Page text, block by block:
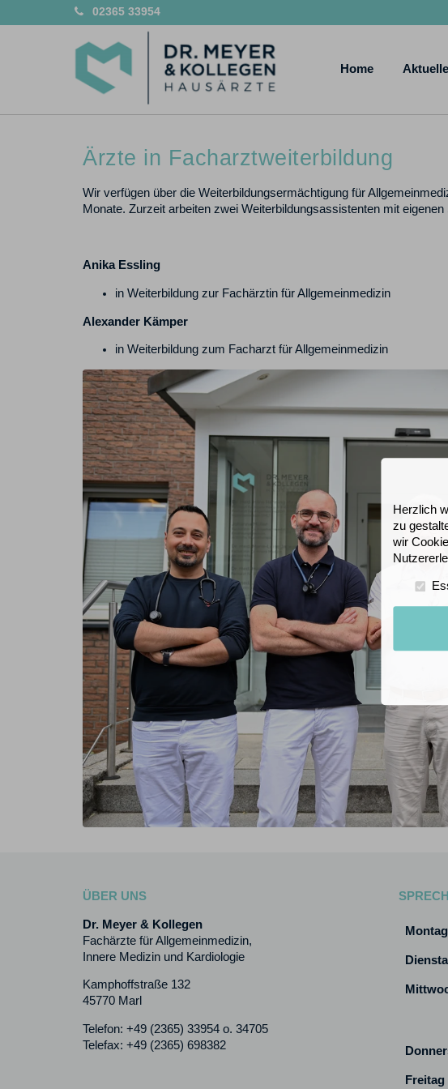
02365 33954
Home
Ärzte in Facharztweiterbildung
Wir verfügen über die Weiterbildungsermächtigung für
Monate. Zurzeit arbeiten zwei Weiterbildungsassistenten mit
Anika Essling
in Weiterbildung zur Fachärztin für Allgemeinmedizin
Alexander Kämper
in Weiterbildung zum Facharzt für Allgemeinmedizin
ÜBER UNS
Dr. Meyer & Kollegen
Fachärzte für Allgemeinmedizin,
Innere Medizin und Kardiologie
Kamphoffstraße 132
45770 Marl
Telefon: +49 (2365) 33954 o. 34705
Telefax: +49 (2365) 698382
Montag
Freitag
Herzlich
zu
wir